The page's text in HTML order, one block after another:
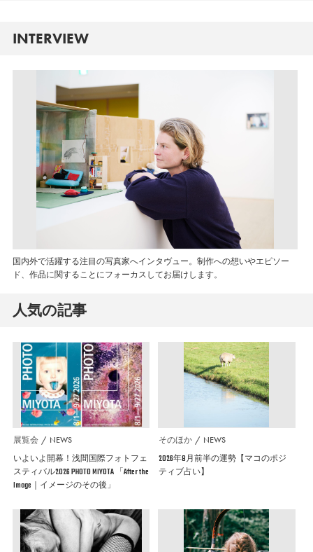
INTERVIEW
国内外で活躍する注目の写真家へインタヴュー。制作への想いやエピソー
ド、作品に関することにフォーカスしてお届けします。
人気の記事
展覧会 NEWS
いよいよ開幕！浅間国際フォトフェ
スティバル2026 PHOTO MIYOTA 「After the
Image｜イメージのその後」
そのほか NEWS
2026年8月前半の運勢【マコのポジ
ティブ占い】